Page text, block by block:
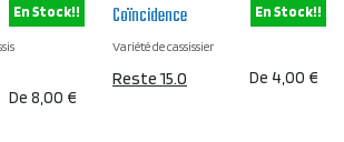
De 8,00 €
En Stock!! Coïncidence
Variété de cassissier
De 4,00 €
Reste 15.0
En Stock!!